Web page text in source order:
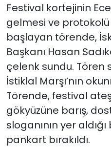
Festival kortejinin
gelmesi ve
başlayan törende,
Başkanı Hasan
çelenk sundu. Tören
İstiklal Marşı’nın
Törende, festival
gökyüzüne barış,
sloganının yer
pankart bırakıldı.